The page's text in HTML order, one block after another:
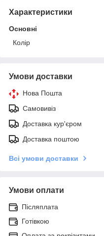
Характеристики
Основні
Колір
Умови доставки
Нова Пошта
Самовивіз
Доставка кур'єром
Доставка поштою
Всі умови доставки
Умови оплати
Післяплата
Готівкою